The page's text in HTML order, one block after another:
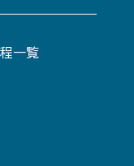
一覧